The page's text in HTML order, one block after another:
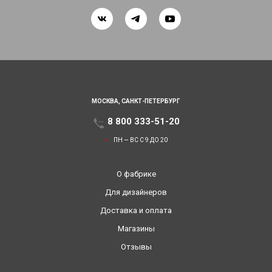
МОСКВА, САНКТ-ПЕТЕРБУРГ
8 800 333-51-20
ПН — ВС С 9 ДО 20
О фабрике
Для дизайнеров
Доставка и оплата
Магазины
Отзывы